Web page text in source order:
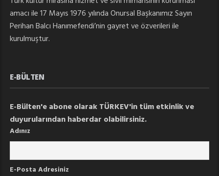
amacı ile 17 Mayıs 1976 yılında Onursal Başkanımız Sayın
Perihan Balcı Hanımefendi’nin gayret ve özverileri ile
kurulmuştur.
E-BÜLTEN
E-Bülten'e abone olarak TÜRKEV'in tüm etkinlik ve
duyurularından haberdar olabilirsiniz.
Adınız
E-Posta Adresiniz